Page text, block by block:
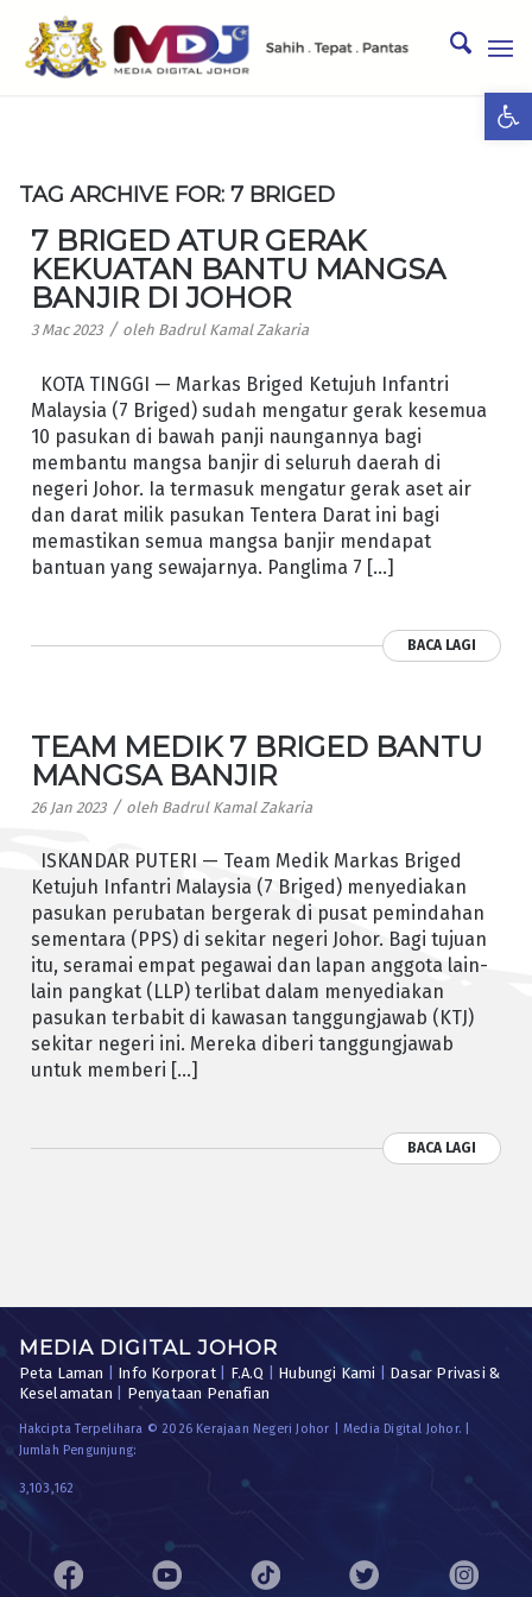
TAG ARCHIVE FOR: 7 BRIGED
7 BRIGED ATUR GERAK
KEKUATAN BANTU MANGSA
BANJIR DI JOHOR
3 Mac 2023 / oleh Badrul Kamal Zakaria
KOTA TINGGI — Markas Briged Ketujuh Infantri
Malaysia (7 Briged) sudah mengatur gerak kesemua
10 pasukan di bawah panji naungannya bagi
membantu mangsa banjir di seluruh daerah di
negeri Johor. Ia termasuk mengatur gerak aset air
dan darat milik pasukan Tentera Darat ini bagi
memastikan semua mangsa banjir mendapat
bantuan yang sewajarnya. Panglima 7 […]
BACA LAGI
TEAM MEDIK 7 BRIGED BANTU
MANGSA BANJIR
26 Jan 2023 / oleh Badrul Kamal Zakaria
ISKANDAR PUTERI — Team Medik Markas Briged
Ketujuh Infantri Malaysia (7 Briged) menyediakan
pasukan perubatan bergerak di pusat pemindahan
sementara (PPS) di sekitar negeri Johor. Bagi tujuan
itu, seramai empat pegawai dan lapan anggota lain-
lain pangkat (LLP) terlibat dalam menyediakan
pasukan terbabit di kawasan tanggungjawab (KTJ)
sekitar negeri ini. Mereka diberi tanggungjawab
untuk memberi […]
BACA LAGI
MEDIA DIGITAL JOHOR
Peta Laman Info Korporat| F.A.Q Hubungi Kami
Dasar Privasi &
Keselamatan
Penyataan Penafian
Hakcipta Terpelihara © 2026 Kerajaan Negeri Johor | Media Digital Johor. |
Jumlah Pengunjung:
3,103,162